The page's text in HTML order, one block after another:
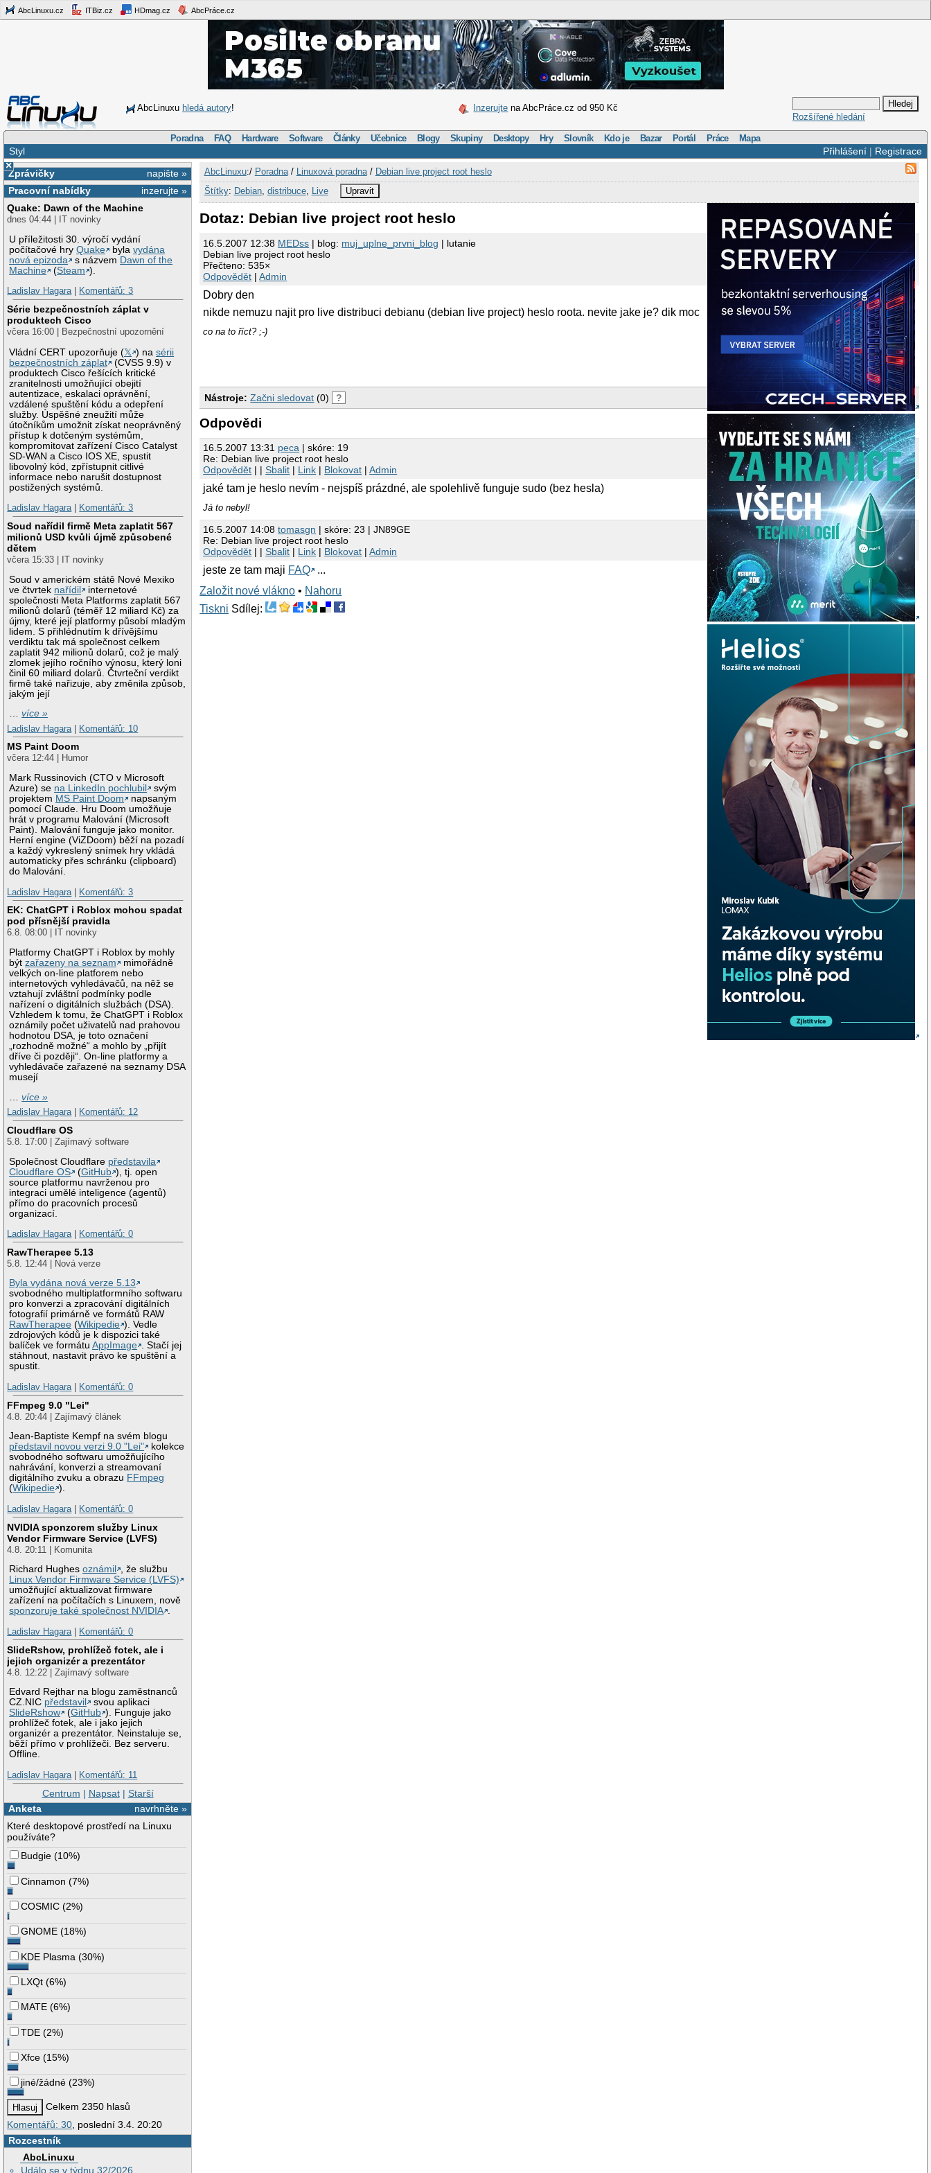
AbcLinuxu.cz ITBiz.cz HDmag.cz AbcPráce.cz
AbcLinuxu hledá autory! Inzerujte na AbcPráce.cz od 950 Kč
Rozšířené hledání
Poradna FAQ Hardware Software Články Učebnice Blogy Skupiny Desktopy Hry Slovník Kdo je Bazar Portál Práce Mapa
Přihlášení| Registrace
Styl
×
napište »
Zprávičky
inzerujte »
Pracovní nabídky
Quake: Dawn of the Machine
dnes 04:44 | IT novinky
U příležitosti 30. výročí vydání
počítačové hryQuake bylavydána
nová epizoda
s názvem Dawn of the
Machine
(Steam ).
Ladislav Hagara| Komentářů: 3
Série bezpečnostních záplat v
produktech Cisco
včera 16:00 | Bezpečnostní upozornění
Vládní CERT upozorňuje (𝕏 ) nasérii
bezpečnostních záplat
(CVSS 9.9) v
produktech Cisco řešících kritické
zranitelnosti umožňující obejití
autentizace, eskalaci oprávnění,
vzdálené spuštění kódu a odepření
služby. Úspěšné zneužití může
útočníkům umožnit získat neoprávněný
přístup k dotčeným systémům,
kompromitovat zařízení Cisco Catalyst
SD-WAN a Cisco IOS XE, spustit
libovolný kód, zpřístupnit citlivé
informace nebo narušit dostupnost
postižených systémů.
Ladislav Hagara| Komentářů: 3
Soud nařídil firmě Meta zaplatit 567
milionů USD kvůli újmě způsobené
dětem
včera 15:33 | IT novinky
Soud v americkém státě Nové Mexiko
ve čtvrtek nařídil
internetové
společnosti Meta Platforms zaplatit 567
milionů dolarů (téměř 12 miliard Kč) za
újmy, které její platformy působí mladým
lidem. S přihlédnutím k dřívějšímu
verdiktu tak má společnost celkem
zaplatit 942 milionů dolarů, což je malý
zlomek jejího ročního výnosu, který loni
činil 60 miliard dolarů. Čtvrteční verdikt
firmě také nařizuje, aby změnila způsob,
jakým její
…více »
Ladislav Hagara
Komentářů: 10
MS Paint Doom
včera 12:44 | Humor
Mark Russinovich (CTO v Microsoft
Azure) se na LinkedIn pochlubil
svým
projektem MS Paint Doom
napsaným
pomocí Claude. Hru Doom umožňuje
hrát v programu Malování (Microsoft
Paint). Malování funguje jako monitor.
Herní engine (ViZDoom) běží na pozadí
a každý vykreslený snímek hry vkládá
automaticky přes schránku (clipboard)
do Malování.
Ladislav Hagara
Komentářů: 3
EK: ChatGPT i Roblox mohou spadat
pod přísnější pravidla
6.8. 08:00 | IT novinky
Platformy ChatGPT i Roblox by mohly
býtzařazeny na seznam
mimořádně
velkých on-line platforem nebo
internetových vyhledávačů, na něž se
vztahují zvláštní podmínky podle
nařízení o digitálních službách (DSA).
Vzhledem k tomu, že ChatGPT i Roblox
oznámily počet uživatelů nad prahovou
hodnotou DSA, je toto označení
„rozhodně možné“ a mohlo by „přijít
dříve či později“. On-line platformy a
vyhledávače zařazené na seznamy DSA
musejí
…více »
Ladislav Hagara| Komentářů: 12
Cloudflare OS
5.8. 17:00 | Zajímavý software
Společnost Cloudflare představila
Cloudflare OS
(GitHub ), tj. open
source platformu navrženou pro
integraci umělé inteligence (agentů)
přímo do pracovních procesů
organizací.
Ladislav Hagara| Komentářů: 0
RawTherapee 5.13
5.8. 12:44 | Nová verze
Byla vydána nová verze 5.13
svobodného multiplatformního softwaru
pro konverzi a zpracování digitálních
fotografií primárně ve formátů RAW
RawTherapee (Wikipedie ). Vedle
zdrojových kódů je k dispozici také
balíček ve formátuAppImage . Stačí jej
stáhnout, nastavit právo ke spuštění a
spustit.
Ladislav Hagara| Komentářů: 0
FFmpeg 9.0 "Lei"
4.8. 20:44 | Zajímavý článek
Jean-Baptiste Kempf na svém blogu
představil novou verzi 9.0 "Lei"
kolekce
svobodného softwaru umožňujícího
nahrávání, konverzi a streamovaní
digitálního zvuku a obrazu FFmpeg
(Wikipedie ).
Ladislav Hagara| Komentářů: 0
NVIDIA sponzorem služby Linux
Vendor Firmware Service (LVFS)
4.8. 20:11 | Komunita
Richard Hughesoznámil
, že službu
Linux Vendor Firmware Service (LVFS)
umožňující aktualizovat firmware
zařízení na počítačích s Linuxem, nově
sponzoruje také společnost NVIDIA .
Ladislav Hagara| Komentářů: 0
SlideRshow, prohlížeč fotek, ale i
jejich organizér a prezentátor
4.8. 12:22 | Zajímavý software
Edvard Rejthar na blogu zaměstnanců
CZ.NIC představil
svou aplikaci
SlideRshow
(GitHub ). Funguje jako
prohlížeč fotek, ale i jako jejich
organizér a prezentátor. Neinstaluje se,
běží přímo v prohlížeči. Bez serveru.
Offline.
Ladislav Hagara| Komentářů: 11
Centrum | Napsat| Starší
navrhněte »
Anketa
Které desktopové prostředí na Linuxu
používáte?
Budgie (10%)
Cinnamon (7%)
COSMIC (2%)
GNOME (18%)
KDE Plasma (30%)
LXQt (6%)
MATE (6%)
TDE (2%)
Xfce (15%)
jiné/žádné (23%)
Celkem 2350 hlasů
Komentářů: 30 , poslední 3.4. 20:20
Rozcestník
AbcLinuxu
Událo se v týdnu 32/2026
AbcLinuxu:/ Poradna/ Linuxová poradna/ Debian live project root heslo
Štítky: Debian, distribuce, Live Upravit
Dotaz: Debian live project root heslo
16.5.2007 12:38 MEDss | blog: muj_uplne_prvni_blog | lutanie
Debian live project root heslo
Přečteno: 535×
Odpovědět |Admin
Dobry den
nikde nemuzu najit pro live distribuci debianu (debian live project) heslo roota. nevite jake je? dik moc
co na to říct? ;-)
Nástroje: Začni sledovat (0) ?
Odpovědi
16.5.2007 13:31 peca | skóre: 19
Re: Debian live project root heslo
Odpovědět | |Sbalit | Link | Blokovat |Admin
jaké tam je heslo nevím - nejspíš prázdné, ale spolehlivě funguje sudo (bez hesla)
Já to nebyl!
16.5.2007 14:08tomasgn | skóre: 23 | JN89GE
Re: Debian live project root heslo
Odpovědět | |Sbalit | Link | Blokovat |Admin
jeste ze tam maji FAQ
...
Založit nové vlákno • Nahoru
Tiskni Sdílej: